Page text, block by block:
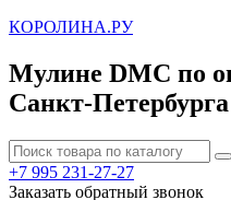
КОРОЛИНА.РУ
Мулине DMC по
Санкт-Петербурга
+7 995 231-27-27
Заказать обратный звонок